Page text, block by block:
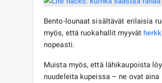
Bento-lounaat sisältävät erilaisia
myös, että ruokahallit myyvät
nopeasti.
Muista myös, että lähikaupoista
nuudeleita kupeissa – ne ovat